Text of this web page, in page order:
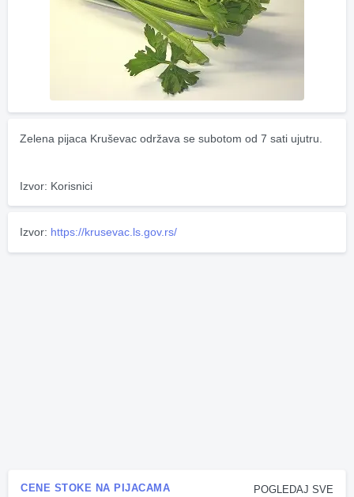
Zelena pijaca Kruševac održava se subotom od 7 sati ujutru.
Izvor: Korisnici
Izvor: https://krusevac.ls.gov.rs/
POGLEDAJ SVE
CENE STOKE NA PIJACAMA